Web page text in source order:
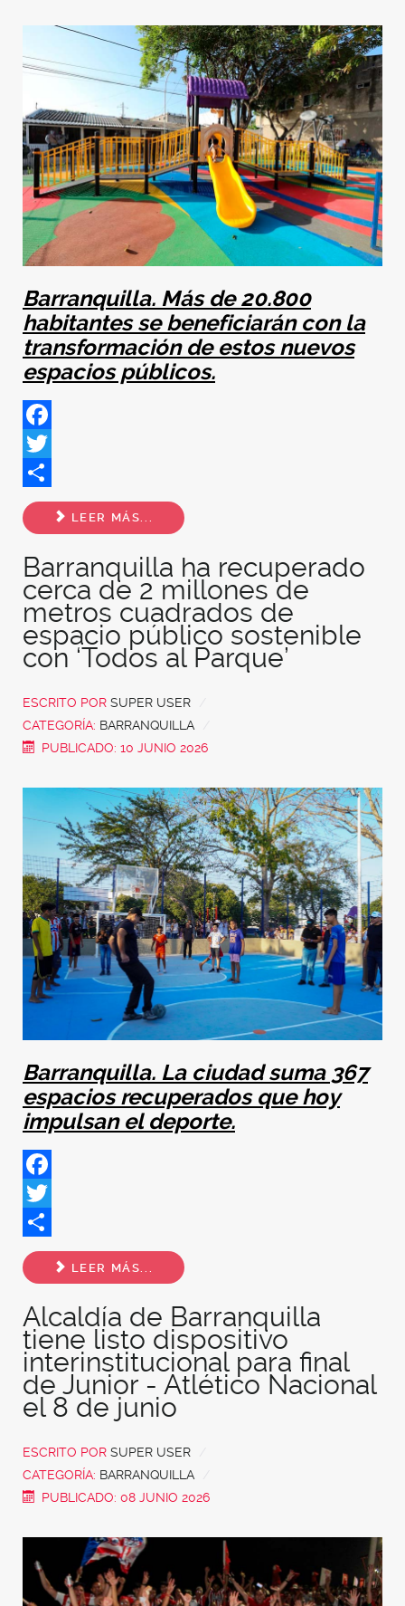
Barranquilla. Más de 20.800
habitantes se beneficiarán con la
transformación de estos nuevos
espacios públicos.
Facebook
Twitter
Share
LEER MÁS...
Barranquilla ha recuperado
cerca de 2 millones de
metros cuadrados de
espacio público sostenible
con ‘Todos al Parque’
ESCRITO POR SUPER USER
CATEGORÍA: BARRANQUILLA
PUBLICADO: 10 JUNIO 2026
Barranquilla. La ciudad suma 367
espacios recuperados que hoy
impulsan el deporte.
Facebook
Twitter
Share
LEER MÁS...
Alcaldía de Barranquilla
tiene listo dispositivo
interinstitucional para final
de Junior - Atlético Nacional
el 8 de junio
ESCRITO POR SUPER USER
CATEGORÍA: BARRANQUILLA
PUBLICADO: 08 JUNIO 2026